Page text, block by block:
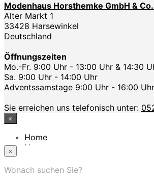
Modenhaus Horsthemke GmbH & Co.
Alter Markt 1
33428 Harsewinkel
Deutschland
Öffnungszeiten
Mo.-Fr. 9:00 Uhr - 13:00 Uhr & 14:30
Sa. 9:00 Uhr - 14:00 Uhr
Adventssamstage 9:00 Uhr - 16:00 Uhr
Sie erreichen uns telefonisch unter:
×
Home
News
App
×
Wonach suchen Sie?